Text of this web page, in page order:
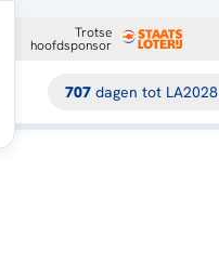
Trotse
hoofdsponsor
707 dagen tot LA2028